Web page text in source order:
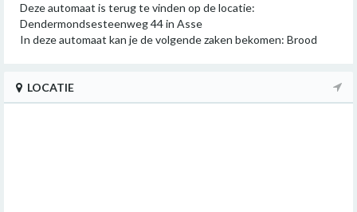
Deze automaat is terug te vinden op de locatie:
Dendermondsesteenweg 44 in Asse
In deze automaat kan je de volgende zaken bekomen: Brood
LOCATIE